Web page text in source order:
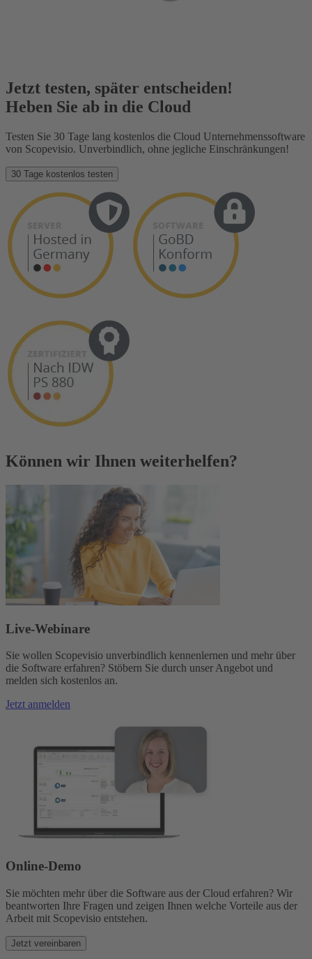
Jetzt testen, später entscheiden!
Heben Sie ab in die Cloud
Testen Sie 30 Tage lang kostenlos die Cloud Unternehmenssoftware
von Scopevisio. Unverbindlich, ohne jegliche Einschränkungen!
30 Tage kostenlos testen
Können wir Ihnen weiterhelfen?
Live-Webinare
Sie wollen Scopevisio unverbindlich kennenlernen und mehr über
die Software erfahren? Stöbern Sie durch unser Angebot und
melden sich kostenlos an.
Jetzt anmelden
Online-Demo
Sie möchten mehr über die Software aus der Cloud erfahren? Wir
beantworten Ihre Fragen und zeigen Ihnen welche Vorteile aus der
Arbeit mit Scopevisio entstehen.
Jetzt vereinbaren